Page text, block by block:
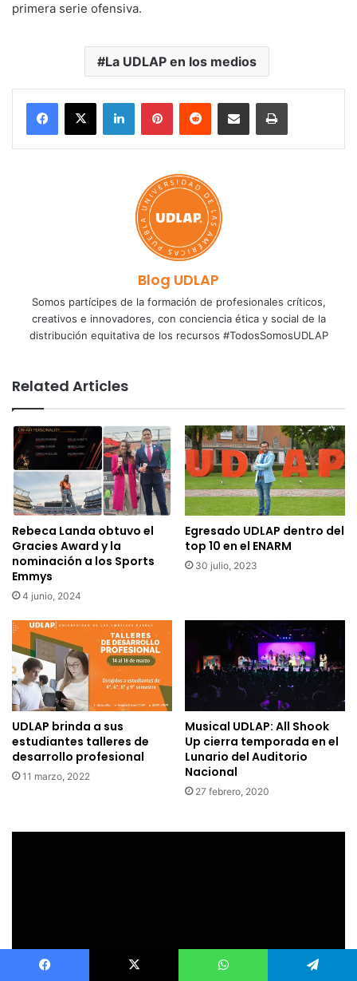
primera serie ofensiva.
La UDLAP en los medios
LinkedInPinterestReddit Share via Email Print
Blog UDLAP
Somos partícipes de la formación de profesionales críticos,
creativos e innovadores, con conciencia ética y social de la
distribución equitativa de los recursos #TodosSomosUDLAP
Related Articles
Rebeca Landa obtuvo el
Gracies Award y la
nominación a los Sports
Emmys
4 junio, 2024
Egresado UDLAP dentro del
top 10 en el ENARM
30 julio, 2023
UDLAP brinda a sus
estudiantes talleres de
desarrollo profesional
11 marzo, 2022
Musical UDLAP: All Shook
Up cierra temporada en el
Lunario del Auditorio
Nacional
27 febrero, 2020